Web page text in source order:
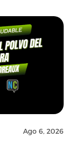
Ago 6, 2026